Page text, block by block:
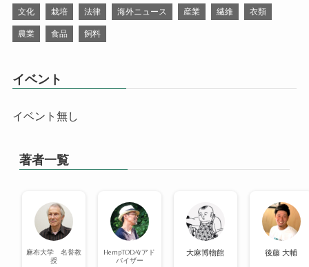
文化 栽培 法律 海外ニュース 産業 繊維 衣類
農業 食品 飼料
イベント
イベント無し
著者一覧
麻布大学 名誉教
授
HempTODAYアド
バイザー
大麻博物館 後藤 大輔